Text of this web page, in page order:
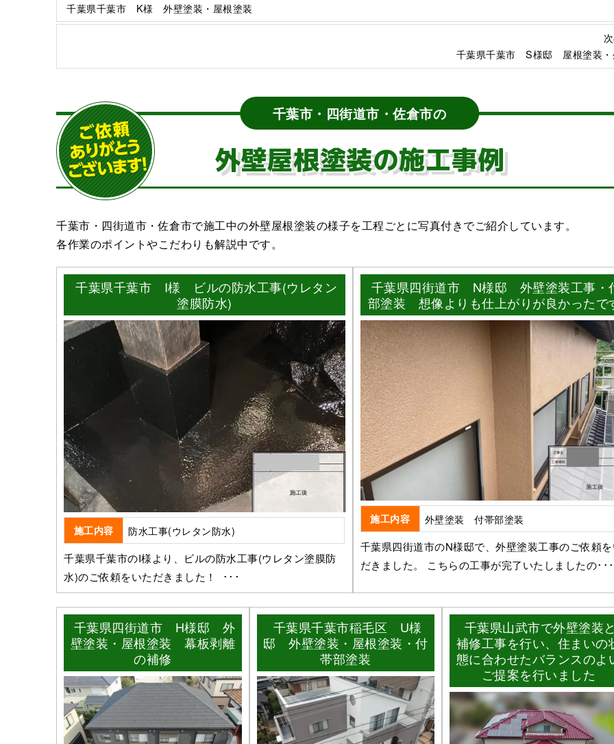
千葉県千葉市 K様 外壁塗装・屋根塗装
千葉県千葉市 S様邸 屋根塗装・
千葉市・四街道市・佐倉市の
外壁屋根塗装の施工事例
千葉市・四街道市・佐倉市で施工中の外壁屋根塗装の様子を工程ごとに写真付きでご紹介しています。
各作業のポイントやこだわりも解説中です。
千葉県千葉市 I様 ビルの防水工事(ウレタン
塗膜防水)
施工内容
防水工事(ウレタン防水)
千葉県千葉市のI様より、ビルの防水工事(ウレタン塗膜防
水)のご依頼をいただきました！ ･･･
千葉県四街道市 N様邸 外壁塗装工事・
部塗装 想像よりも仕上がりが良かったで
施工内容
外壁塗装 付帯部塗装
千葉県四街道市のN様邸で、外壁塗装工事のご依頼
だきました。 こちらの工事が完了いたしましたの･･･
千葉県四街道市 H様邸 外
壁塗装・屋根塗装 幕板剥離
の補修
千葉県千葉市稲毛区 U様
邸 外壁塗装・屋根塗装・付
帯部塗装
千葉県山武市で外壁塗装
補修工事を行い、住まいの
態に合わせたバランスのよ
ご提案を行いました